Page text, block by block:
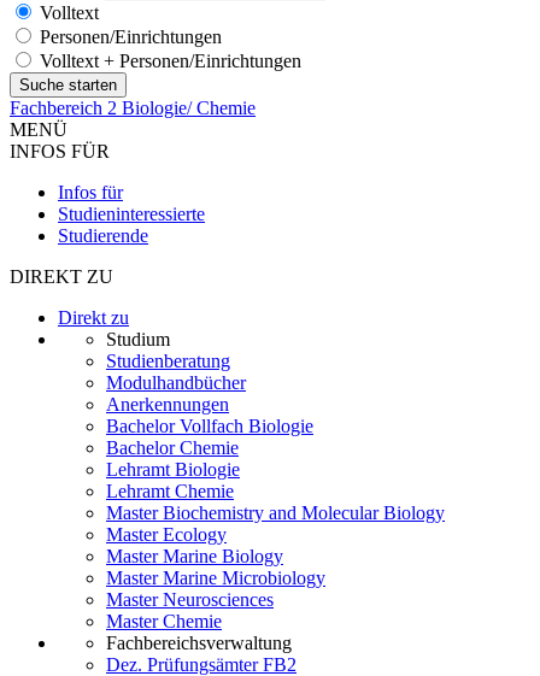
Volltext
Personen/Einrichtungen
Volltext + Personen/Einrichtungen
Fachbereich 2 Biologie/ Chemie
MENÜ
INFOS FÜR
Infos für
Studieninteressierte
Studierende
DIREKT ZU
Direkt zu
Studium
Studienberatung
Modulhandbücher
Anerkennungen
Bachelor Vollfach Biologie
Bachelor Chemie
Lehramt Biologie
Lehramt Chemie
Master Biochemistry and Molecular Biology
Master Ecology
Master Marine Biology
Master Marine Microbiology
Master Neurosciences
Master Chemie
Fachbereichsverwaltung
Dez. Prüfungsämter FB2